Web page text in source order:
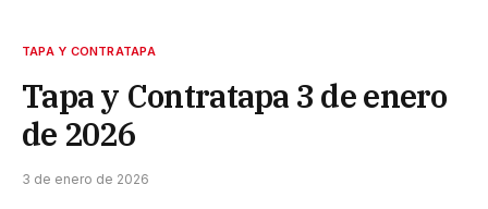
TAPA Y CONTRATAPA
Tapa y Contratapa 3 de enero
de 2026
3 de enero de 2026